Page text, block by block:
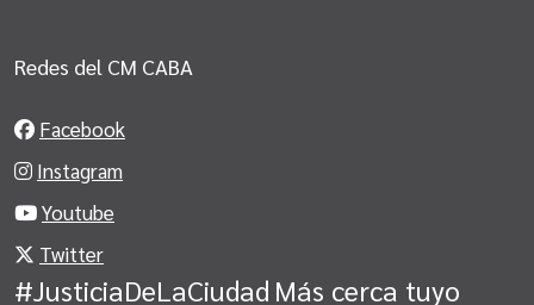
Redes del CM CABA
Facebook
Instagram
Youtube
Twitter
#JusticiaDeLaCiudad Más cerca tuyo